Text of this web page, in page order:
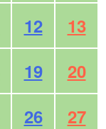
12
13
19
20
26
27